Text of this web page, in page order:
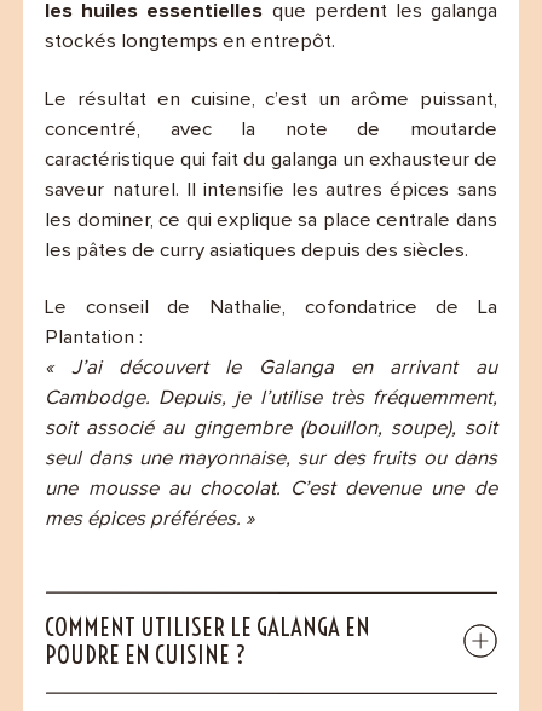
les huiles essentielles que perdent les galanga
stockés longtemps en entrepôt.
Le résultat en cuisine, c’est un arôme puissant,
concentré, avec la note de moutarde
caractéristique qui fait du galanga un exhausteur de
saveur naturel. Il intensifie les autres épices sans
les dominer, ce qui explique sa place centrale dans
les pâtes de curry asiatiques depuis des siècles.
Le conseil de Nathalie, cofondatrice de La
Plantation :
« J’ai découvert le Galanga en arrivant au
Cambodge. Depuis, je l’utilise très fréquemment,
soit associé au gingembre (bouillon, soupe), soit
seul dans une mayonnaise, sur des fruits ou dans
une mousse au chocolat. C’est devenue une de
mes épices préférées. »
COMMENT UTILISER LE GALANGA EN
POUDRE EN CUISINE ?